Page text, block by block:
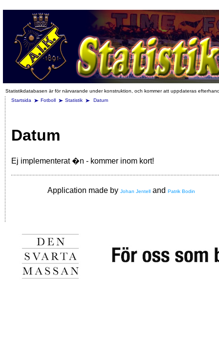
Statistikdatabasen är för närvarande under konstruktion, och kommer att uppdateras
Startsida
Fotboll Statistik Datum
Datum
Ej implementerat �n - kommer inom kort!
Application made by Johan Jentell and Patrik Bodin